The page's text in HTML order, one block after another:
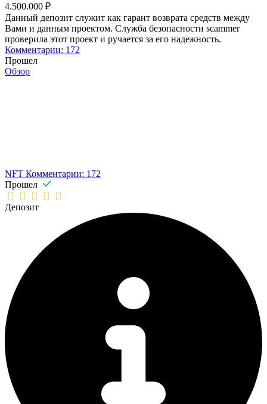
4.500.000 ₽
Данный депозит служит как гарант возврата средств между
Вами и данным проектом. Служба безопасности scammer
проверила этот проект и ручается за его надежность.
Комментарии: 172
Прошел
Обзор
NFT Комментарии: 172
Прошел
Депозит